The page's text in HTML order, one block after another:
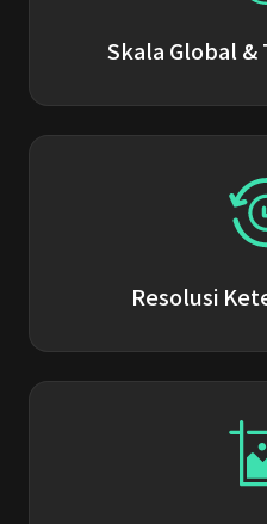
Skala Global &
Resolusi